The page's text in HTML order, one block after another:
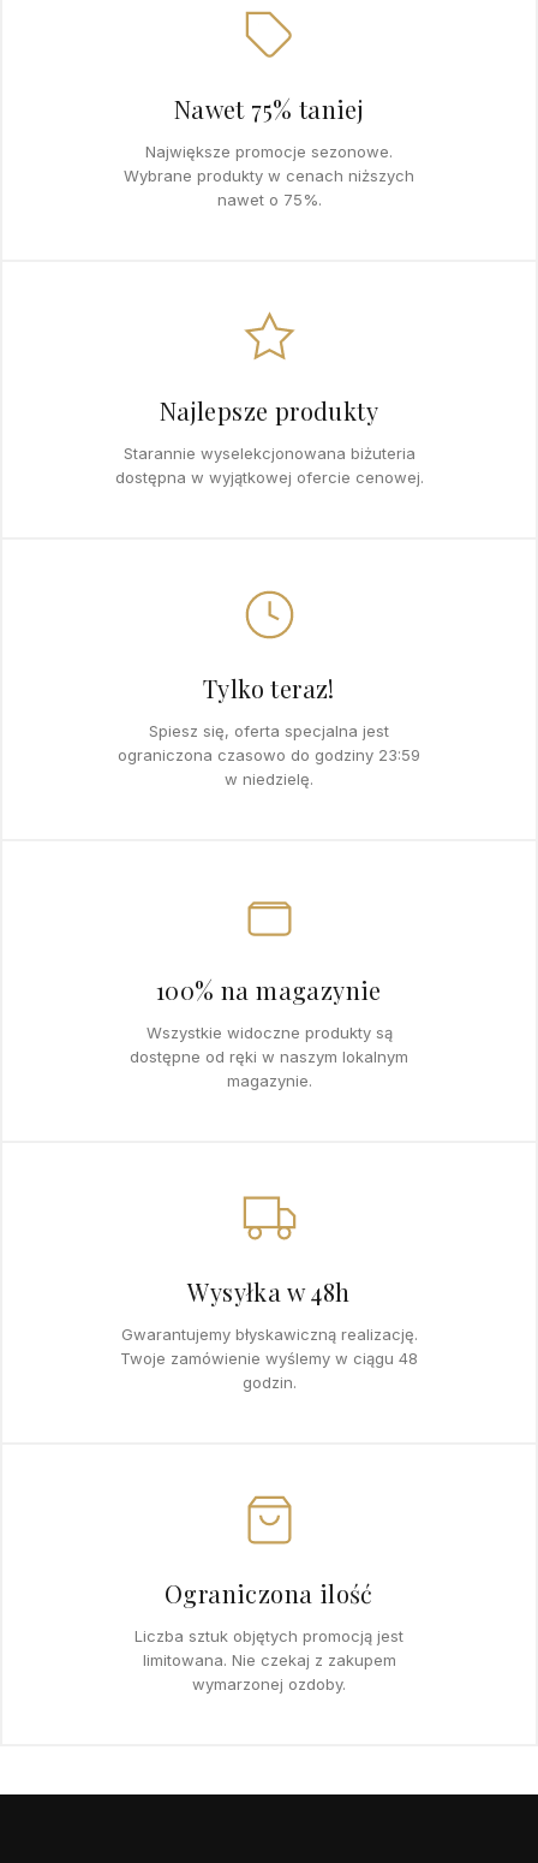
Nawet 75% taniej
Największe promocje sezonowe.
Wybrane produkty w cenach niższych
nawet o 75%.
Najlepsze produkty
Starannie wyselekcjonowana biżuteria
dostępna w wyjątkowej ofercie cenowej.
Tylko teraz!
Spiesz się, oferta specjalna jest
ograniczona czasowo do godziny 23:59
w niedzielę.
100% na magazynie
Wszystkie widoczne produkty są
dostępne od ręki w naszym lokalnym
magazynie.
Wysyłka w 48h
Gwarantujemy błyskawiczną realizację.
Twoje zamówienie wyślemy w ciągu 48
godzin.
Ograniczona ilość
Liczba sztuk objętych promocją jest
limitowana. Nie czekaj z zakupem
wymarzonej ozdoby.